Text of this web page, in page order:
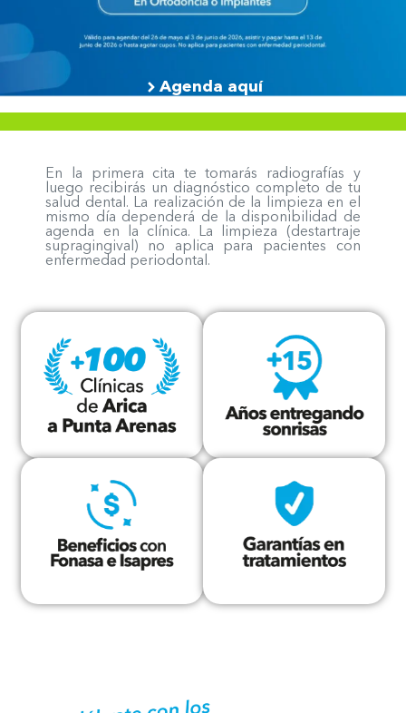
Agenda aquí
En la primera cita te tomarás radiografías y
luego recibirás un diagnóstico completo de tu
salud dental. La realización de la limpieza en el
mismo día dependerá de la disponibilidad de
agenda en la clínica. La limpieza (destartraje
supragingival) no aplica para pacientes con
enfermedad periodontal.